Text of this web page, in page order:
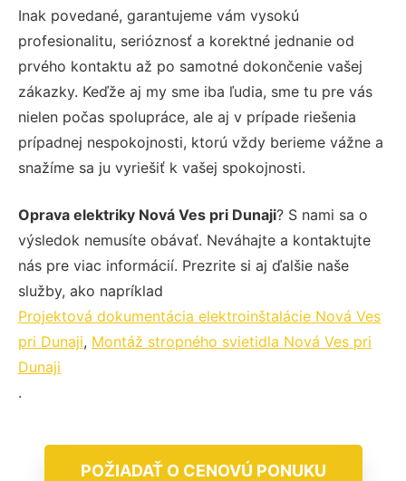
Inak povedané, garantujeme vám vysokú
profesionalitu, serióznosť a korektné jednanie od
prvého kontaktu až po samotné dokončenie vašej
zákazky. Keďže aj my sme iba ľudia, sme tu pre vás
nielen počas spolupráce, ale aj v prípade riešenia
prípadnej nespokojnosti, ktorú vždy berieme vážne a
snažíme sa ju vyriešiť k vašej spokojnosti.
Oprava elektriky Nová Ves pri Dunaji? S nami sa o
výsledok nemusíte obávať. Neváhajte a kontaktujte
nás pre viac informácií. Prezrite si aj ďalšie naše
služby, ako napríklad
Projektová dokumentácia elektroinštalácie Nová Ves
pri Dunaji, Montáž stropného svietidla Nová Ves pri
Dunaji
.
POŽIADAŤ O CENOVÚ PONUKU